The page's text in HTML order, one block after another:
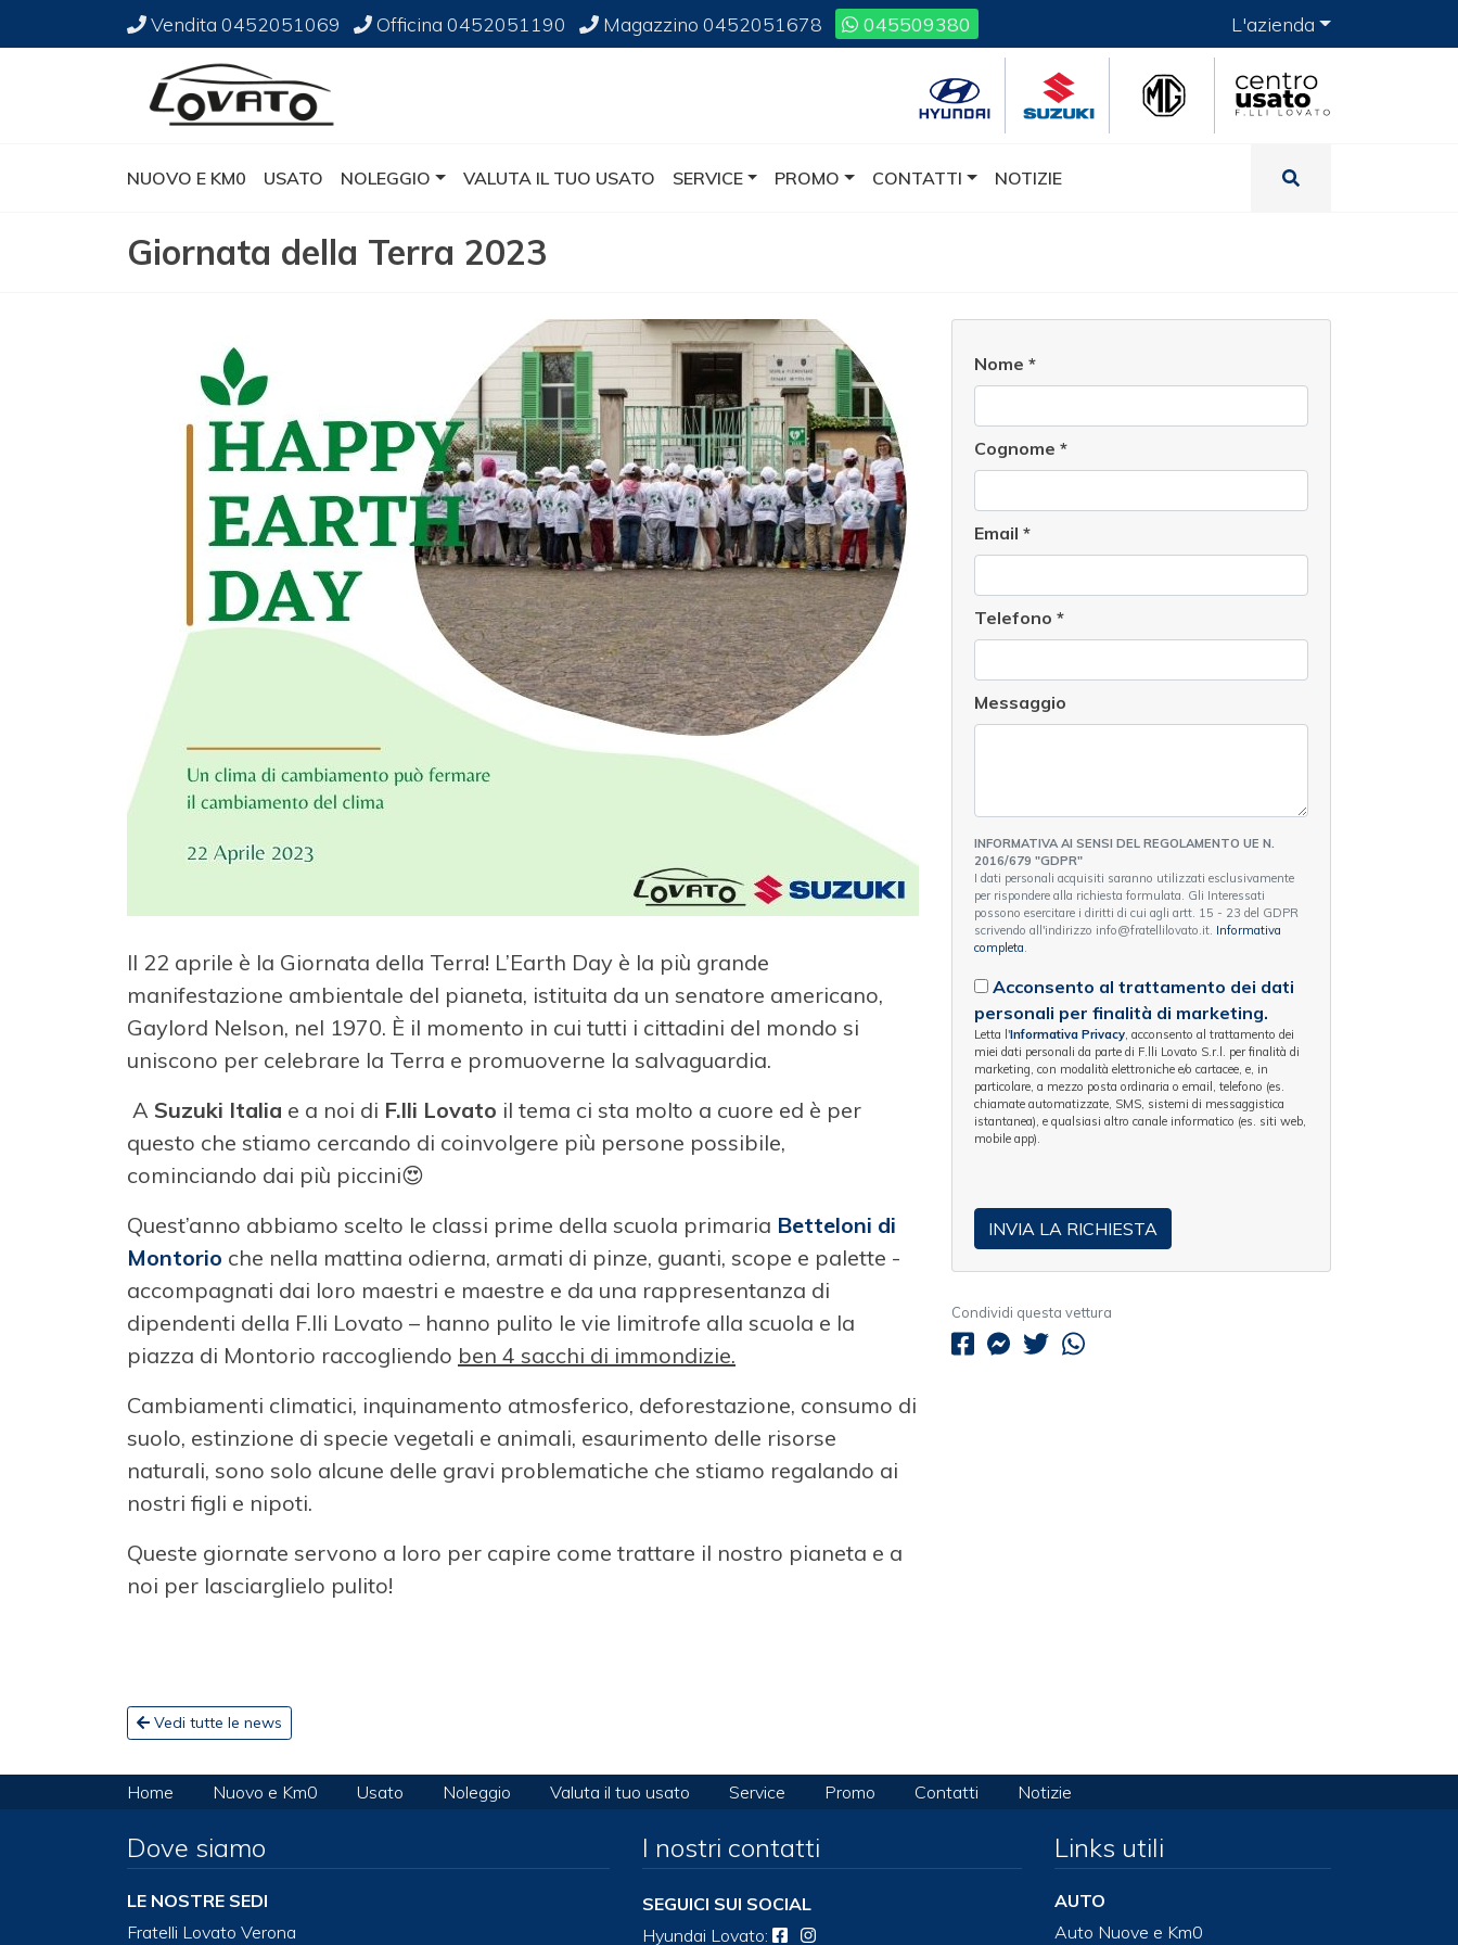
Vendita 0452051069 Officina0452051190 Magazzino 0452051678 045509380 L'azienda
NUOVO E KM0 USATO NOLEGGIO VALUTA IL TUO USATO SERVICE PROMO CONTATTI NOTIZIE
Giornata della Terra 2023
Il 22 aprile è la Giornata della Terra! L’Earth Day è la più grande
manifestazione ambientale del pianeta, istituita da un senatore americano,
Gaylord Nelson, nel 1970. È il momento in cui tutti i cittadini del mondo si
uniscono per celebrare la Terra e promuoverne la salvaguardia.
A Suzuki Italia e a noi di F.lli Lovato il tema ci sta molto a cuore ed è per
questo che stiamo cercando di coinvolgere più persone possibile,
cominciando dai più piccini😍
Quest’anno abbiamo scelto le classi prime della scuola primaria Betteloni di
Montorio che nella mattina odierna, armati di pinze, guanti, scope e palette -
accompagnati dai loro maestri e maestre e da una rappresentanza di
dipendenti della F.lli Lovato – hanno pulito le vie limitrofe alla scuola e la
piazza di Montorio raccogliendo ben 4 sacchi di immondizie.
Cambiamenti climatici, inquinamento atmosferico, deforestazione, consumo di
suolo, estinzione di specie vegetali e animali, esaurimento delle risorse
naturali, sono solo alcune delle gravi problematiche che stiamo regalando ai
nostri figli e nipoti.
Queste giornate servono a loro per capire come trattare il nostro pianeta e a
noi per lasciarglielo pulito!
Nome *
Cognome *
Email *
Telefono *
Messaggio
INFORMATIVA AI SENSI DEL REGOLAMENTO UE N.
2016/679 "GDPR"
I dati personali acquisiti saranno utilizzati esclusivamente
per rispondere alla richiesta formulata. Gli Interessati
possono esercitare i diritti di cui agli artt. 15 - 23 del GDPR
scrivendo all'indirizzo info@fratellilovato.it. Informativa
completa.
Acconsento al trattamento dei dati
personali per finalità di marketing.
Letta l'Informativa Privacy, acconsento al trattamento dei
miei dati personali da parte di F.lli Lovato S.r.l. per finalità di
marketing, con modalità elettroniche e/o cartacee, e, in
particolare, a mezzo posta ordinaria o email, telefono (es.
chiamate automatizzate, SMS, sistemi di messaggistica
istantanea), e qualsiasi altro canale informatico (es. siti web,
mobile app).
Condividi questa vettura
Vedi tutte le news
Home Nuovo e Km0 Usato Noleggio Valuta il tuo usato Service Promo Contatti Notizie
Dove siamo
LE NOSTRE SEDI
Fratelli Lovato Verona
I nostri contatti
SEGUICI SUI SOCIAL
Hyundai Lovato:
Links utili
AUTO
Auto Nuove e Km0